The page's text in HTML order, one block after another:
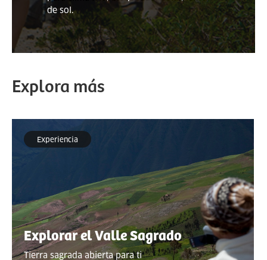
de sol.
Explora más
Experiencia
Explorar el Valle Sagrado
Tierra sagrada abierta para ti